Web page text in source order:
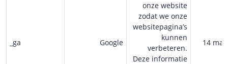
_ga Google
onze website
zodat we onze
websitepagina’s
kunnen
verbeteren.
Deze informatie
14